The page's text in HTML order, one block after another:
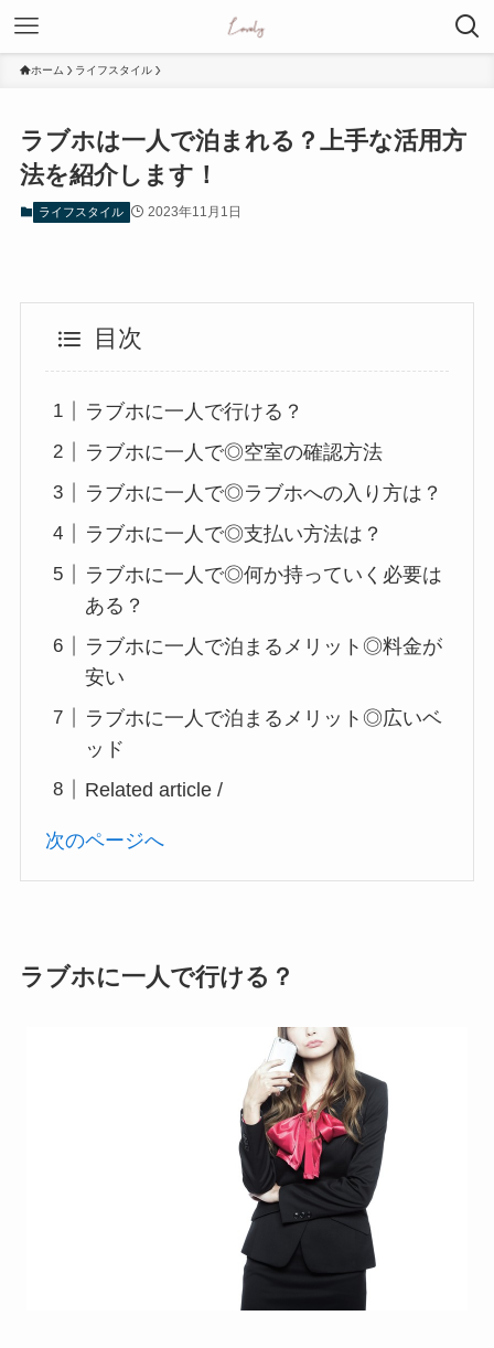
ホーム ライフスタイル
ラブホは一人で泊まれる？上手な活用方
法を紹介します！
ライフスタイル 2023年11月1日
目次
ラブホに一人で行ける？
ラブホに一人で◎空室の確認方法
ラブホに一人で◎ラブホへの入り方は？
ラブホに一人で◎支払い方法は？
ラブホに一人で◎何か持っていく必要は
ある？
ラブホに一人で泊まるメリット◎料金が
安い
ラブホに一人で泊まるメリット◎広いベ
ッド
Related article /
次のページへ
ラブホに一人で行ける？